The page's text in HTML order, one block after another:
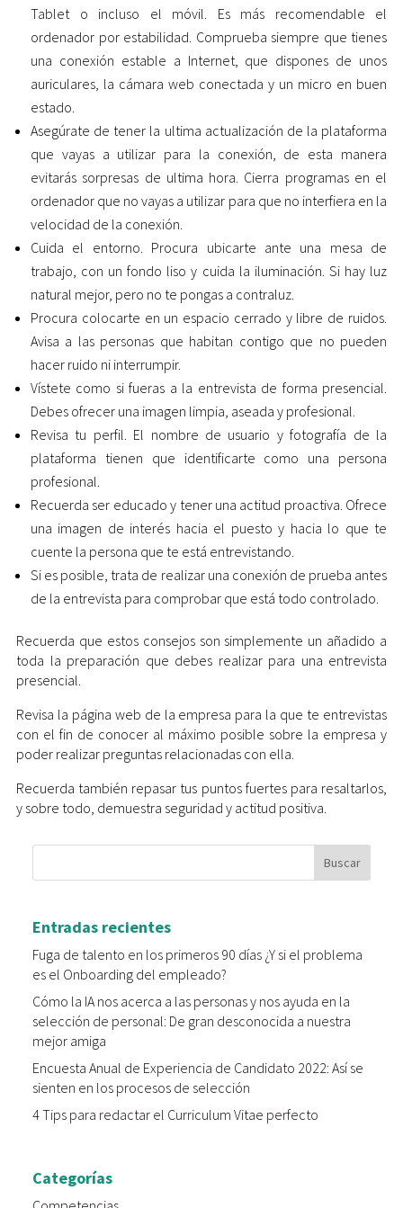
Tablet o incluso el móvil. Es más recomendable el
ordenador por estabilidad. Comprueba siempre que tienes
una conexión estable a Internet, que dispones de unos
auriculares, la cámara web conectada y un micro en buen
estado.
Asegúrate de tener la ultima actualización de la plataforma
que vayas a utilizar para la conexión, de esta manera
evitarás sorpresas de ultima hora. Cierra programas en el
ordenador que no vayas a utilizar para que no interfiera en la
velocidad de la conexión.
Cuida el entorno. Procura ubicarte ante una mesa de
trabajo, con un fondo liso y cuida la iluminación. Si hay luz
natural mejor, pero no te pongas a contraluz.
Procura colocarte en un espacio cerrado y libre de ruidos.
Avisa a las personas que habitan contigo que no pueden
hacer ruido ni interrumpir.
Vístete como si fueras a la entrevista de forma presencial.
Debes ofrecer una imagen limpia, aseada y profesional.
Revisa tu perfil. El nombre de usuario y fotografía de la
plataforma tienen que identificarte como una persona
profesional.
Recuerda ser educado y tener una actitud proactiva. Ofrece
una imagen de interés hacia el puesto y hacia lo que te
cuente la persona que te está entrevistando.
Si es posible, trata de realizar una conexión de prueba antes
de la entrevista para comprobar que está todo controlado.
Recuerda que estos consejos son simplemente un añadido a
toda la preparación que debes realizar para una entrevista
presencial.
Revisa la página web de la empresa para la que te entrevistas
con el fin de conocer al máximo posible sobre la empresa y
poder realizar preguntas relacionadas con ella.
Recuerda también repasar tus puntos fuertes para resaltarlos,
y sobre todo, demuestra seguridad y actitud positiva.
Entradas recientes
Fuga de talento en los primeros 90 días ¿Y si el problema
es el Onboarding del empleado?
Cómo la IA nos acerca a las personas y nos ayuda en la
selección de personal: De gran desconocida a nuestra
mejor amiga
Encuesta Anual de Experiencia de Candidato 2022: Así se
sienten en los procesos de selección
4 Tips para redactar el Curriculum Vitae perfecto
Categorías